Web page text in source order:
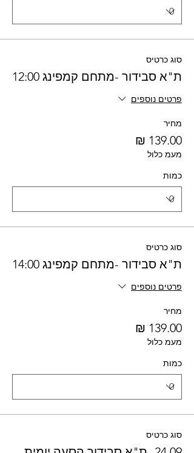
סוג כרטיס
ת"א סבידור -מתחם קמפינג 12:00
פרטים נוספים
מחיר
מעמ כלול
כמות
סוג כרטיס
ת"א סבידור -מתחם קמפינג 14:00
פרטים נוספים
מחיר
מעמ כלול
כמות
סוג כרטיס